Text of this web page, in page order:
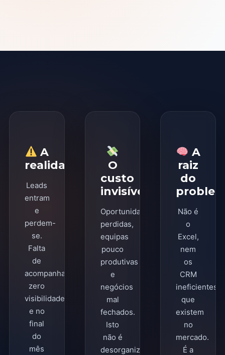
A
realidade
Leads
entram
e
perdem-
se.
Falta
de
acompanhamento,
zero
visibilidade,
e no
final
do
mês
O
custo
invisível
Oportunidades
perdidas,
equipas
pouco
produtivas
e
negócios
mal
fechados.
Isto
não é
desorganização
A
raiz
do
Não é
o
Excel,
nem
os
CRM
ineficientes
que
existem
no
mercado.
É a